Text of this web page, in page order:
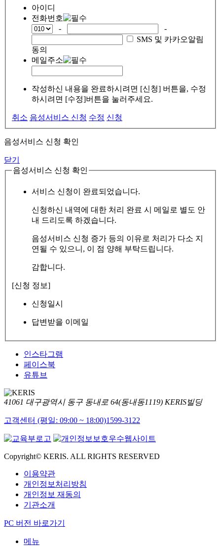
아이디
전화번호
-
-
SMS 및 카카오알림
동의
메일주소
작성하신 내용을 완료하시려면 [신청] 버튼을, 수정
하시려면 [수정]버튼을 눌러주세요.
취소 음성서비스 신청 수정 신청
음성서비스 신청 확인
닫기
음성서비스 신청 확인
서비스 신청이 완료되었습니다.
신청하신 내역에 대한 처리 완료 시 메일로 별도 안
내 드리도록 하겠습니다.
음성서비스 신청 증가 등의 이유로 처리가 다소 지
연될 수 있으니, 이 점 양해 부탁드립니다.
감합니다.
[신청 정보]
신청일시
답변받을 이메일
인스타그램
페이스북
유튜브
41061 대구광역시 동구 동내로 64(동내동1119) KERIS빌딩
고객센터 (평일: 09:00 ~ 18:00)1599-3122
Copyright© KERIS. ALL RIGHTS RESERVED
이용약관
개인정보처리방침
개인정보 재동의
기관소개
PC 버전 바로가기
메뉴